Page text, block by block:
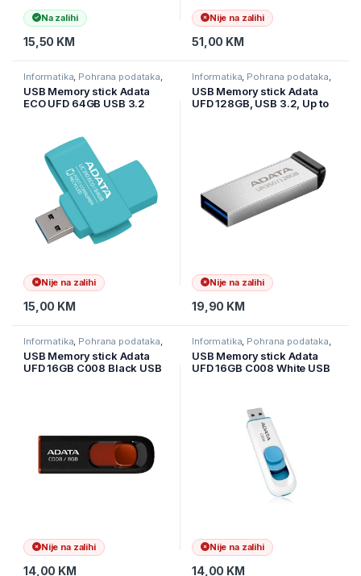
Na zalihi
15,50 KM
Nije na zalihi
51,00 KM
Informatika Pohrana podataka
USB stickovi
USB Memory stick Adata
ECO UFD 64GB USB 3.2
Nije na zalihi
15,00 KM
Informatika Pohrana podataka
USB stickovi
USB Memory stick Adata
UFD 128GB, USB 3.2, Up to
Nije na zalihi
19,90 KM
Informatika Pohrana podataka
USB stickovi
USB Memory stick Adata
UFD 16GB C008 Black USB
Nije na zalihi
14,00 KM
Informatika Pohrana podataka
USB stickovi
USB Memory stick Adata
UFD 16GB C008 White USB
MB/s,AC008-16G-RWE
Nije na zalihi
14,00 KM